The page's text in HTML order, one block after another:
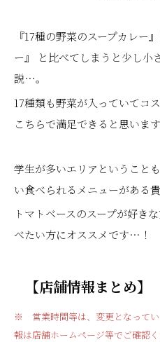
『17種の野菜のスープカレー
ー』 と比べてしまうと少し小
説…。
17種類も野菜が入っていてコ
こちらで満足できると思います
学生が多いエリアということ
い食べられるメニューがある
トマトベースのスープが好き
べたい方にオススメです…！
【店舗情報まとめ】
※ 営業時間等は、変更となって
報は店舗ホームページ等でご確認く